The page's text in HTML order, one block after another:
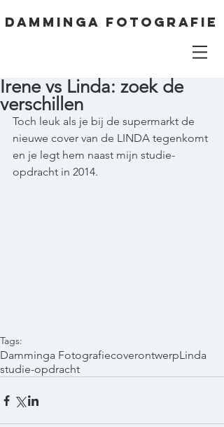
DAMMINGA FOTOGRAFIE
Irene vs Linda: zoek de
verschillen
Toch leuk als je bij de supermarkt de
nieuwe cover van de LINDA tegenkomt
en je legt hem naast mijn studie-
opdracht in 2014.
Tags:
Damminga FotografiecoverontwerpLinda
studie-opdracht